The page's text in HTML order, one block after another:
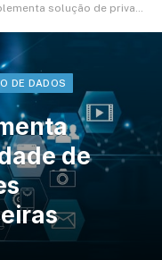
de dados para grandes instituições financeiras brasileiras
DE DADOS
de